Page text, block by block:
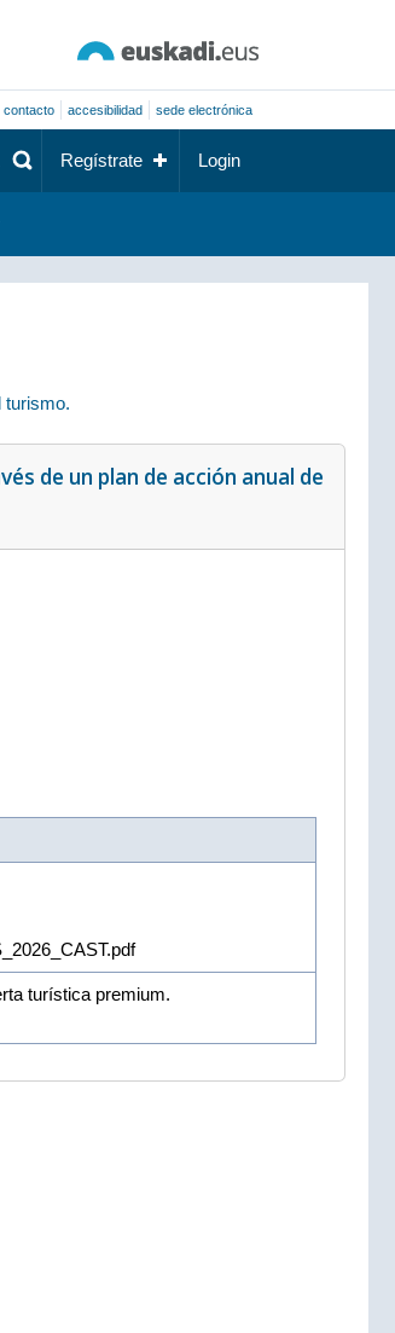
contacto accesibilidad sede electrónica
Regístrate Login
turismo.
de un plan de acción anual de
turística premium.